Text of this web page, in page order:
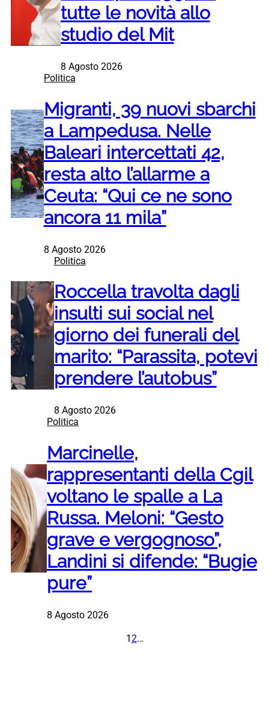
tutte le novità allo
studio del Mit
8 Agosto 2026
Politica
Migranti, 39 nuovi sbarchi
a Lampedusa. Nelle
Baleari intercettati 42,
resta alto l’allarme a
Ceuta: “Qui ce ne sono
ancora 11 mila”
8 Agosto 2026
Politica
Roccella travolta dagli
insulti sui social nel
giorno dei funerali del
marito: “Parassita, potevi
prendere l’autobus”
8 Agosto 2026
Politica
Marcinelle,
rappresentanti della Cgil
voltano le spalle a La
Russa. Meloni: “Gesto
grave e vergognoso”,
Landini si difende: “Bugie
pure”
8 Agosto 2026
12…